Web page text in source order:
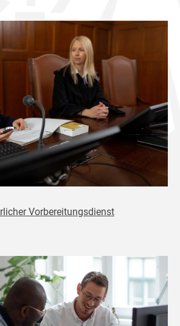
Vorbereitungsdienst